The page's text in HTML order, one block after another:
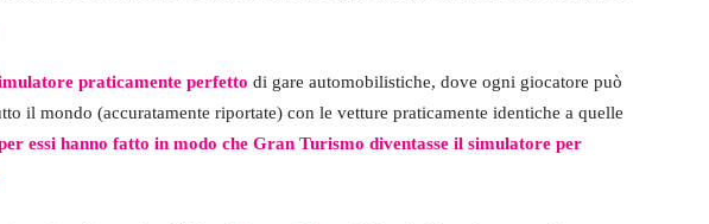
praticamente perfetto di gare automobilistiche, dove ogni giocatore può
il mondo (accuratamente riportate) con le vetture praticamente identiche a quelle
essi hanno fatto in modo che Gran Turismo diventasse il simulatore per